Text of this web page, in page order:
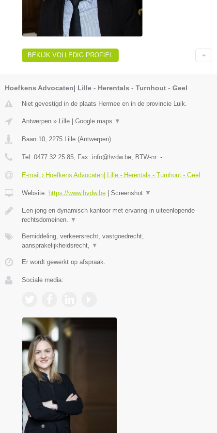
BEKIJK VOLLEDIG PROFIEL
Hoefkens Advocaten| Lille - Herentals - Turnhout - Geel
Niet gevestigd in de plaats Hermee en in de provincie Luik.
Antwerpen » Lille Google maps ▼
Baan 10, 2275 Lille (Antwerpen)
Tel: 0477 32 25 85, Fax: info@hvdw.be, BTW-nr: -
E-mail › Hoefkens Advocaten| Lille - Herentals - Turnhout - Geel
Website: https://www.hvdw.be Screenshot ▼
Een jong en dynamisch kantoor met ervaring in uiteenlopende
rechtsdomeinen. ▼
Bemiddeling, verkeersrecht, vastgoedrecht,
aansprakelijkheidsrecht, ▼
Er wordt gewerkt op afspraak.
Sociale media: